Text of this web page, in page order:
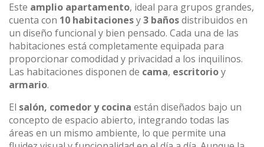
Este amplio apartamento, ideal para grupos grandes,
cuenta con 10 habitacionesy3 bañosdistribuidos en
un diseño funcional y bien pensado. Cada una de las
habitaciones está completamente equipada para
proporcionar comodidad y privacidad a los inquilinos.
Las habitaciones disponen de cama, escritorioy
armario.
El salón, comedor y cocina están diseñados bajo un
concepto de espacio abierto, integrando todas las
áreas en un mismo ambiente, lo que permite una